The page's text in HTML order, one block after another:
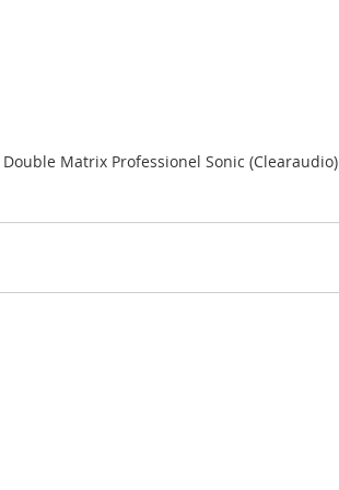
Matrix Professionel Sonic (Clearaudio)